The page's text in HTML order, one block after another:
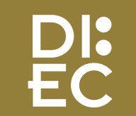
Buscar